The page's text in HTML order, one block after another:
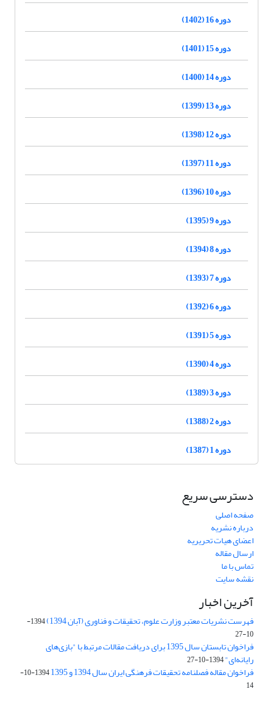
دوره 16 (1402)
دوره 15 (1401)
دوره 14 (1400)
دوره 13 (1399)
دوره 12 (1398)
دوره 11 (1397)
دوره 10 (1396)
دوره 9 (1395)
دوره 8 (1394)
دوره 7 (1393)
دوره 6 (1392)
دوره 5 (1391)
دوره 4 (1390)
دوره 3 (1389)
دوره 2 (1388)
دوره 1 (1387)
دسترسی سریع
صفحه اصلی
درباره نشریه
اعضای هیات تحریریه
ارسال مقاله
تماس با ما
نقشه سایت
آخرین اخبار
فهرست نشریات معتبر وزارت علوم، تحقیقات و فناوری (آبان 1394)
1394-
10-27
فراخوان تابستان سال 1395 برای دریافت مقالات مرتبط با "بازی‌های
رایانه‌ای"1394-10-27
فراخوان مقاله فصلنامه تحقیقات فرهنگی ایران سال 1394 و 1395
1394-10-
14